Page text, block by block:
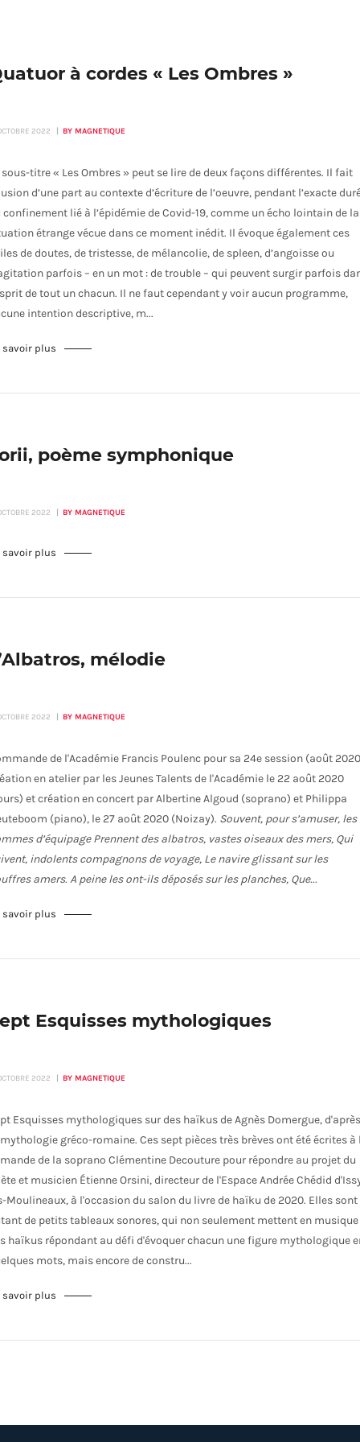
à cordes « Les Ombres »
2022 BY MAGNETIQUE
sous-titre « Les Ombres » peut se lire de deux façons différentes. Il fait
d’une part au contexte d’écriture de l’oeuvre, pendant l’exacte
confinement lié à l’épidémie de Covid-19, comme un écho lointain de la
étrange vécue dans ce moment inédit. Il évoque également ces
de doutes, de tristesse, de mélancolie, de spleen, d’angoisse ou
parfois – en un mot : de trouble – qui peuvent surgir parfois
de tout un chacun. Il ne faut cependant y voir aucun programme,
intention descriptive, m...
savoir plus
poème symphonique
2022 BY MAGNETIQUE
savoir plus
mélodie
2022 BY MAGNETIQUE
de l'Académie Francis Poulenc pour sa 24e session (août
en atelier par les Jeunes Talents de l'Académie le 22 août 2020
et création en concert par Albertine Algoud (soprano) et Philippa
(piano), le 27 août 2020 (Noizay). Souvent, pour s’amuser, les
d’équipage Prennent des albatros, vastes oiseaux des mers, Qui
indolents compagnons de voyage, Le navire glissant sur les
amers. A peine les ont-ils déposés sur les planches, Que...
savoir plus
Esquisses mythologiques
2022 BY MAGNETIQUE
Esquisses mythologiques sur des haïkus de Agnès Domergue, d'après
gréco-romaine. Ces sept pièces très brèves ont été écrites à
de la soprano Clémentine Decouture pour répondre au projet du
et musicien Étienne Orsini, directeur de l'Espace Andrée Chédid
Moulineaux, à l'occasion du salon du livre de haïku de 2020. Elles sont
de petits tableaux sonores, qui non seulement mettent en musique
haïkus répondant au défi d'évoquer chacun une figure mythologique
mots, mais encore de constru...
savoir plus